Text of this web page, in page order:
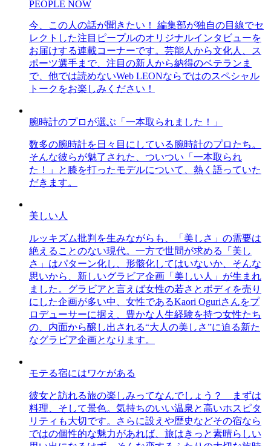
PEOPLE NOW
今、この人の話が聞きたい！ 編集部が独自の目線でセ
レクトした注目ピープルのオリジナルインタビューを
お届けする連載コーナーです。芸能人から文化人、ス
ポーツ選手まで、注目の新人から納得のベテランま
で、他では読めないWeb LEONならではのスペシャル
トークをお楽しみください！
腕時計のプロが選ぶ「一本取られました！」
数多の腕時計を日々目にしている腕時計のプロたち。
そんな彼らが魅了された、ついつい「一本取られ
た！」と膝を打ったモデルについて、熱く語っていた
だきます。
美しい人
ルッキズム批判を生みながらも、「美しさ」の需要は
絶えることのない現代。一方で世間が求める「美し
さ」はパターン化し、形骸化してはいないか、そんな
思いから、新しいグラビア企画「美しい人」が生まれ
ました。グラビアと言えば女性の若さとボディを売り
にした企画が多い中、女性であるKaori Oguriさんをプ
ロデューサーに据え、豊かな人生経験を持つ女性たち
の、内面から醸し出される“大人の美しさ”に迫る新た
なグラビア企画となります。
モテる宿にはワケがある
彼女と訪れる旅の楽しみってなんでしょう？ まずは
料理、そして景色。気持ちのいい温泉と高いホスピタ
リティも大切です。さらに設えや歴史などその宿なら
ではの個性的な魅力があれば、旅はきっと素晴らしい